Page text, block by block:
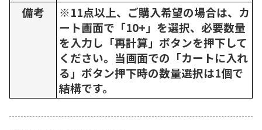
備考
※11点以上、ご購入希望の場合は、カ
ート画面で「10+」を選択、必要数量
を入力し「再計算」ボタンを押下して
ください。当画面での「カートに入れ
る」ボタン押下時の数量選択は1個で
結構です。